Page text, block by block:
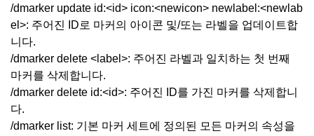
/dmarker update id:<id> icon:<newicon> newlabel:<newlab
el>: 주어진 ID로 마커의 아이콘 및/또는 라벨을 업데이트합
니다.
/dmarker delete <label>: 주어진 라벨과 일치하는 첫 번째
마커를 삭제합니다.
/dmarker delete id:<id>: 주어진 ID를 가진 마커를 삭제합니
다.
/dmarker list: 기본 마커 세트에 정의된 모든 마커의 속성을